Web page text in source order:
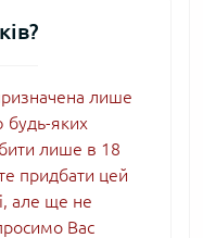
лише
будь-яких
лише в 18
придбати цей
але ще не
Вас